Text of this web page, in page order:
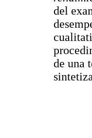
del
de una